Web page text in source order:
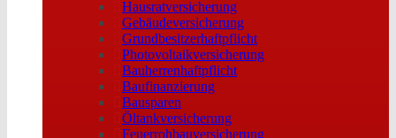
Hausratversicherung
Gebäudeversicherung
Grundbesitzerhaftpflicht
Photovoltaikversicherung
Bauherrenhaftpflicht
Baufinanzierung
Bausparen
Öltankversicherung
Feuerrohbauversicherung